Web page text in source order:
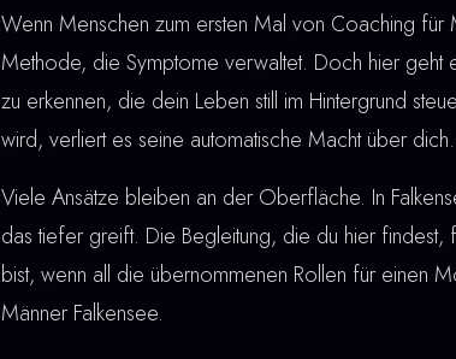
Wenn Menschen zum ersten Mal von Coaching
Methode, die Symptome verwaltet. Doch hier geht
zu erkennen, die dein Leben still im Hintergrund
wird, verliert es seine automatische Macht über
Viele Ansätze bleiben an der Oberfläche. In
das tiefer greift. Die Begleitung, die du hier findest,
bist, wenn all die übernommenen Rollen für einen
Männer Falkensee.